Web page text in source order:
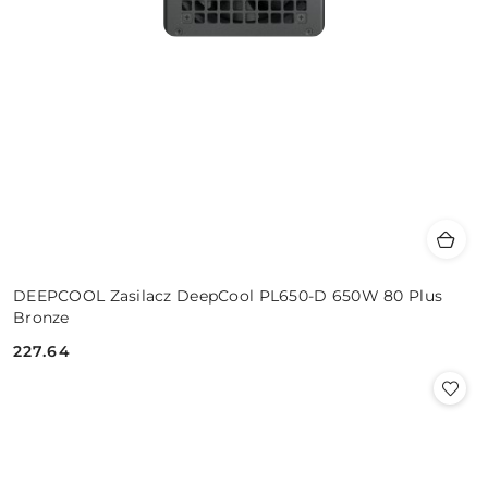
DEEPCOOL Zasilacz DeepCool PL650-D 650W 80 Plus
Bronze
Cena:
227.64